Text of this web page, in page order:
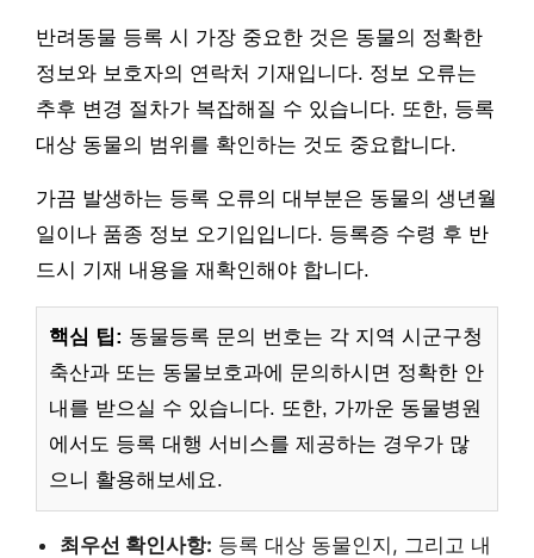
반려동물 등록 시 가장 중요한 것은 동물의 정확한
정보와 보호자의 연락처 기재입니다. 정보 오류는
추후 변경 절차가 복잡해질 수 있습니다. 또한, 등록
대상 동물의 범위를 확인하는 것도 중요합니다.
가끔 발생하는 등록 오류의 대부분은 동물의 생년월
일이나 품종 정보 오기입입니다. 등록증 수령 후 반
드시 기재 내용을 재확인해야 합니다.
핵심 팁: 동물등록 문의 번호는 각 지역 시군구청
축산과 또는 동물보호과에 문의하시면 정확한 안
내를 받으실 수 있습니다. 또한, 가까운 동물병원
에서도 등록 대행 서비스를 제공하는 경우가 많
으니 활용해보세요.
최우선 확인사항: 등록 대상 동물인지, 그리고 내